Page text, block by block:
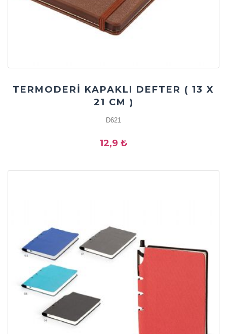
TERMODERİ KAPAKLI DEFTER ( 13 X
21 CM )
D621
12,9 ₺